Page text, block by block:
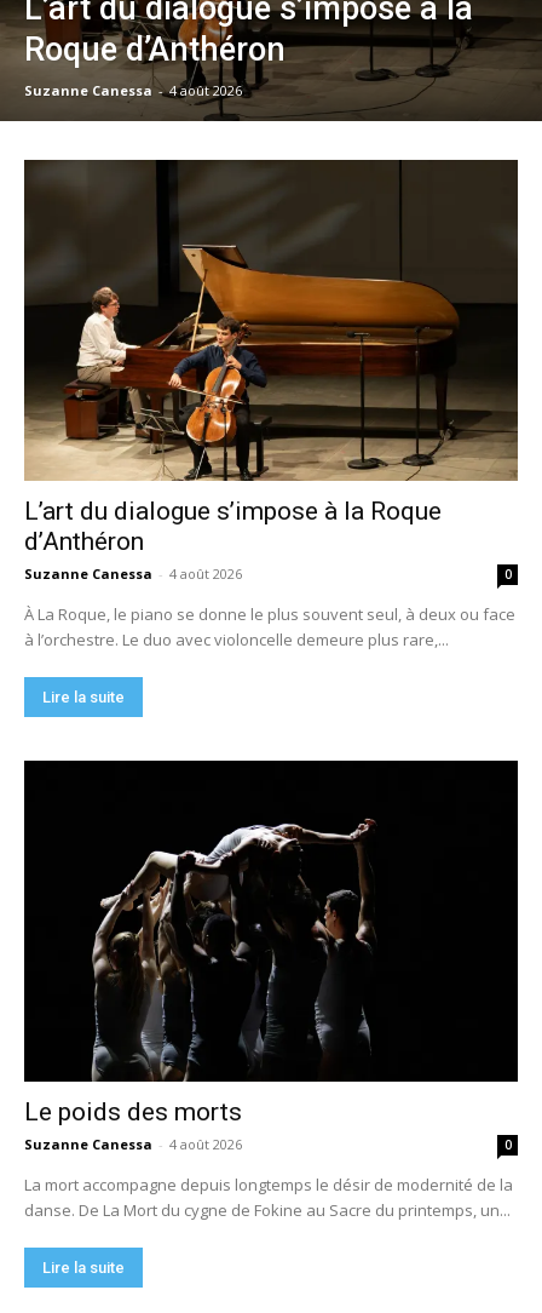
L’art du dialogue s’impose à la
Roque d’Anthéron
Suzanne Canessa - 4 août 2026
L’art du dialogue s’impose à la Roque
d’Anthéron
Suzanne Canessa - 4 août 2026 0
À La Roque, le piano se donne le plus souvent seul, à deux ou face
à l’orchestre. Le duo avec violoncelle demeure plus rare,...
Lire la suite
Le poids des morts
Suzanne Canessa - 4 août 2026 0
La mort accompagne depuis longtemps le désir de modernité de la
danse. De La Mort du cygne de Fokine au Sacre du printemps, un...
Lire la suite